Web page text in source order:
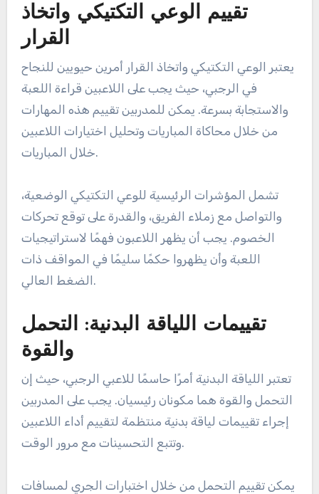
تقييم الوعي التكتيكي واتخاذ
القرار
يعتبر الوعي التكتيكي واتخاذ القرار أمرين حيويين للنجاح
في الرجبي، حيث يجب على اللاعبين قراءة اللعبة
والاستجابة بسرعة. يمكن للمدربين تقييم هذه المهارات
من خلال محاكاة المباريات وتحليل اختيارات اللاعبين
خلال المباريات.
تشمل المؤشرات الرئيسية للوعي التكتيكي الوضعية،
والتواصل مع زملاء الفريق، والقدرة على توقع تحركات
الخصوم. يجب أن يظهر اللاعبون فهمًا لاستراتيجيات
اللعبة وأن يظهروا حكمًا سليمًا في المواقف ذات
الضغط العالي.
تقييمات اللياقة البدنية: التحمل
والقوة
تعتبر اللياقة البدنية أمرًا حاسمًا للاعبي الرجبي، حيث إن
التحمل والقوة هما مكونان رئيسيان. يجب على المدربين
إجراء تقييمات لياقة بدنية منتظمة لتقييم أداء اللاعبين
وتتبع التحسينات مع مرور الوقت.
يمكن تقييم التحمل من خلال اختبارات الجري لمسافات